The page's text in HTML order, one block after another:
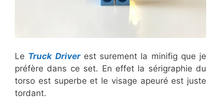
Le Truck Driverest surement la minifig que je
préfère dans ce set. En effet la sérigraphie du
torso est superbe et le visage apeuré est juste
tordant.